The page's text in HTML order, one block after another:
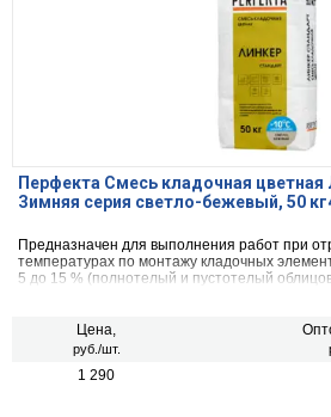
Перфекта Смесь кладочная цветная
Зимняя серия светло-бежевый, 50
Предназначен для выполнения работ при
температурах по монтажу кладочных
5 до 15 % (полнотелый и пустотелый
Цена,
руб./шт.
1 290